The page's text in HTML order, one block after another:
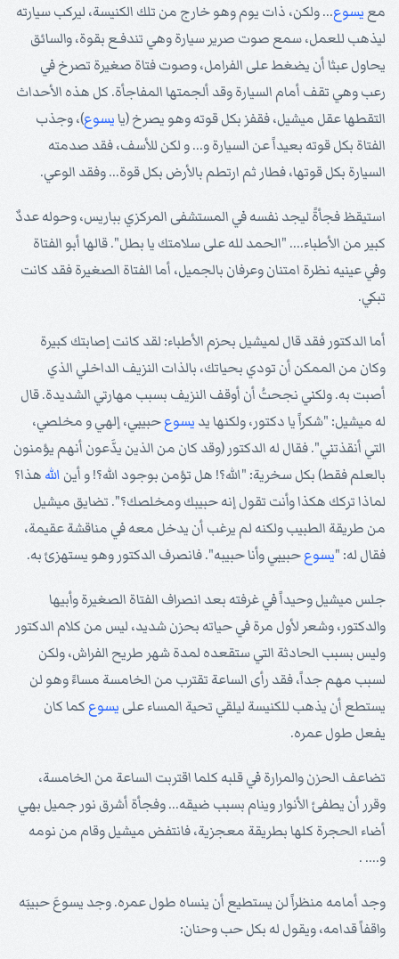
مع يسوع... ولكن، ذات يوم وهو خارج من تلك الكنيسة، ليركب سيارته
ليذهب للعمل، سمع صوت صرير سيارة وهي تندفـع بقوة، والسائق
يحاول عبثا أن يضغط على الفرامل، وصوت فتاة صغيرة تصرخ في
رعب وهي تقف أمام السيارة وقد ألجمتها المفاجأة. كل هذه الأحداث
التقطها عقل ميشيل، فقفز بكل قوته وهو يصرخ (يايسوع)، وجذب
الفتاة بكل قوته بعيداً عن السيارة و... و لكن للأسف، فقد صدمته
السيارة بكل قوتها، فطار ثم ارتطم بالأرض بكل قوة... وفقد الوعي.
استيقظ فجأةً ليجد نفسه في المستشفى المركزي بباريس، وحوله عددٌ
كبير من الأطباء.... "الحمد لله على سلامتك يا بطل". قالها أبو الفتاة
وفي عينيه نظرة امتنان وعرفان بالجميل، أما الفتاة الصغيرة فقد كانت
تبكي.
أما الدكتور فقد قال لميشيل بحزم الأطباء: لقد كانت إصابتك كبيرة
وكان من الممكن أن تودي بحياتك، بالذات النزيف الداخلي الذي
أصبت به. ولكني نجحتُ أن أوقف النزيف بسبب مهارتي الشديدة. قال
له ميشيل: "شكراً يا دكتور، ولكنها يد يسوعحبيبي، إلهي و مخلصي،
التي أنقذتني". فقال له الدكتور (وقد كان من الذين يدَّعون أنهم يؤمنون
بالعلم فقط) بكل سخرية: "الله؟! هل تؤمن بوجود الله؟! و أين الله هذا؟
لماذا تركك هكذا وأنت تقول إنه حبيبك ومخلصك؟". تضايق ميشيل
من طريقة الطبيب ولكنه لم يرغب أن يدخل معه في مناقشة عقيمة،
فقال له: "يسوعحبيبي وأنا حبيبه". فانصرف الدكتور وهو يستهزئ به.
جلس ميشيل وحيداً في غرفته بعد انصراف الفتاة الصغيرة وأبيها
والدكتور، وشعر لأول مرة في حياته بحزن شديد، ليس من كلام الدكتور
وليس بسبب الحادثة التي ستقعده لمدة شهر طريح الفراش، ولكن
لسبب مهم جداً، فقد رأى الساعة تقترب من الخامسة مساءً وهو لن
يستطع أن يذهب للكنيسة ليلقي تحية المساء على يسوع كما كان
يفعل طول عمره.
تضاعف الحزن والمرارة في قلبه كلما اقتربت الساعة من الخامسة،
وقرر أن يطفئ الأنوار وينام بسبب ضيقه... وفجأة أشرق نور جميل بهي
أضاء الحجرة كلها بطريقة معجزية، فانتفض ميشيل وقام من نومه
و.... .
وجد أمامه منظراً لن يستطيع أن ينساه طول عمره. وجد يسوعَ حبيبَه
واقفاً قدامه، ويقول له بكل حب وحنان: